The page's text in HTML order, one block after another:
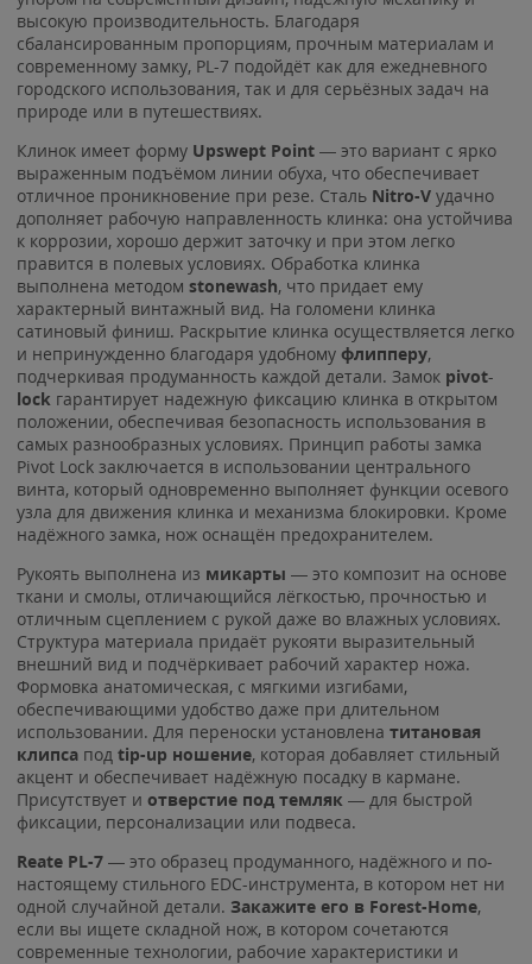
высокую производительность. Благодаря
сбалансированным пропорциям, прочным материалам и
современному замку, PL-7 подойдёт как для ежедневного
городского использования, так и для серьёзных задач на
природе или в путешествиях.
Клинок имеет форму Upswept Point — это вариант с ярко
выраженным подъёмом линии обуха, что обеспечивает
отличное проникновение при резе. Сталь Nitro-V удачно
дополняет рабочую направленность клинка: она устойчива
к коррозии, хорошо держит заточку и при этом легко
правится в полевых условиях. Обработка клинка
выполнена методом stonewash, что придает ему
характерный винтажный вид. На голомени клинка
сатиновый финиш. Раскрытие клинка осуществляется легко
и непринужденно благодаря удобному флипперу,
подчеркивая продуманность каждой детали. Замок pivot-
lock гарантирует надежную фиксацию клинка в открытом
положении, обеспечивая безопасность использования в
самых разнообразных условиях. Принцип работы замка
Pivot Lock заключается в использовании центрального
винта, который одновременно выполняет функции осевого
узла для движения клинка и механизма блокировки. Кроме
надёжного замка, нож оснащён предохранителем.
Рукоять выполнена из микарты — это композит на основе
ткани и смолы, отличающийся лёгкостью, прочностью и
отличным сцеплением с рукой даже во влажных условиях.
Структура материала придаёт рукояти выразительный
внешний вид и подчёркивает рабочий характер ножа.
Формовка анатомическая, с мягкими изгибами,
обеспечивающими удобство даже при длительном
использовании. Для переноски установлена титановая
клипса под tip-up ношение, которая добавляет стильный
акцент и обеспечивает надёжную посадку в кармане.
Присутствует и отверстие под темляк — для быстрой
фиксации, персонализации или подвеса.
Reate PL-7 — это образец продуманного, надёжного и по-
настоящему стильного EDC-инструмента, в котором нет ни
одной случайной детали. Закажите его в Forest-Home,
если вы ищете складной нож, в котором сочетаются
современные технологии, рабочие характеристики и